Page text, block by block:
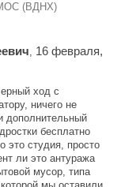
(ВДНХ)
, 16 февраля,
ход с
ничего не
дополнительный
бесплатно
это студия, просто
ли это антуража
мусор, типа